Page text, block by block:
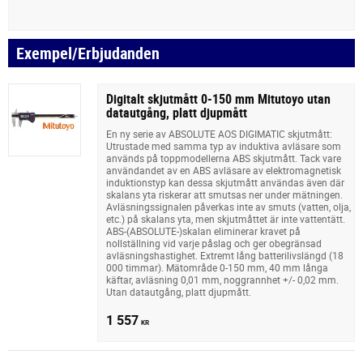
Exempel/Erbjudanden
Digitalt skjutmått 0-150 mm Mitutoyo utan
datautgång, platt djupmått
En ny serie av ABSOLUTE AOS DIGIMATIC skjutmått:
Utrustade med samma typ av induktiva avläsare som
används på toppmodellerna ABS skjutmått. Tack vare
användandet av en ABS avläsare av elektromagnetisk
induktionstyp kan dessa skjutmått användas även där
skalans yta riskerar att smutsas ner under mätningen.
Avläsningssignalen påverkas inte av smuts (vatten, olja,
etc.) på skalans yta, men skjutmåttet är inte vattentätt.
ABS-(ABSOLUTE-)skalan eliminerar kravet på
nollställning vid varje påslag och ger obegränsad
avläsningshastighet. Extremt lång batterilivslängd (18
000 timmar). Mätområde 0-150 mm, 40 mm långa
käftar, avläsning 0,01 mm, noggrannhet +/- 0,02 mm.
Utan datautgång, platt djupmått.
1 557 KR